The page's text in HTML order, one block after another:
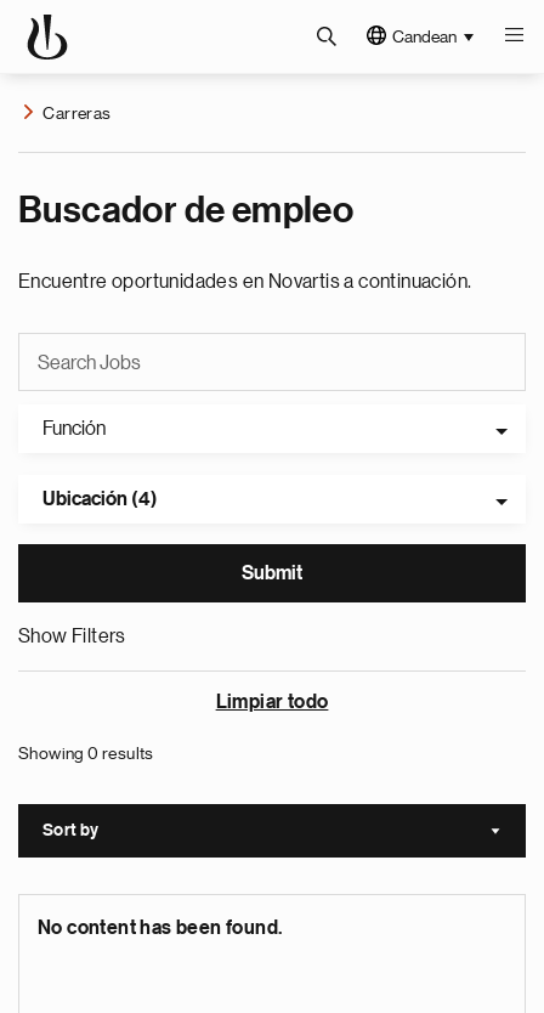
Candean
Carreras
Buscador de empleo
Encuentre oportunidades en Novartis a continuación.
Función
Ubicación (4)
Show Filters
Limpiar todo
Showing 0 results
Sort by Sort
No content has been found.